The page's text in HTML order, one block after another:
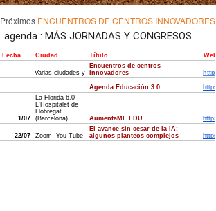
Próximos ENCUENTROS DE CENTROS INNOVADORES